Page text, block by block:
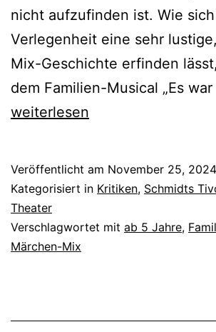
nicht aufzufinden ist. Wie
Verlegenheit eine sehr
Mix-Geschichte erfinden
dem Familien-Musical „Es
weiterlesen
Veröffentlicht am November 25, 2024
Kategorisiert in Kritiken, Schmidts
Theater
Verschlagwortet mit ab 5 Jahre,
Märchen-Mix